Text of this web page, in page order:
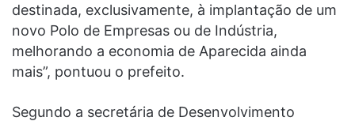
destinada, exclusivamente, à implantação de um
novo Polo de Empresas ou de Indústria,
melhorando a economia de Aparecida ainda
mais”, pontuou o prefeito.
Segundo a secretária de Desenvolvimento